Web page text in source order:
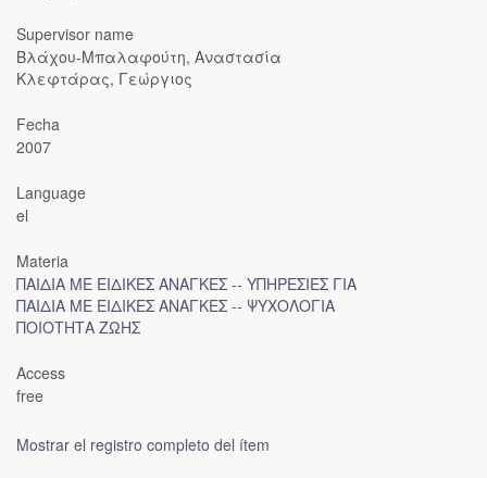
Supervisor name
Βλάχου-Μπαλαφούτη, Αναστασία
Κλεφτάρας, Γεώργιος
Fecha
2007
Language
el
Materia
ΠΑΙΔΙΑ ΜΕ ΕΙΔΙΚΕΣ ΑΝΑΓΚΕΣ -- ΥΠΗΡΕΣΙΕΣ ΓΙΑ
ΠΑΙΔΙΑ ΜΕ ΕΙΔΙΚΕΣ ΑΝΑΓΚΕΣ -- ΨΥΧΟΛΟΓΙΑ
ΠΟΙΟΤΗΤΑ ΖΩΗΣ
Access
free
Mostrar el registro completo del ítem